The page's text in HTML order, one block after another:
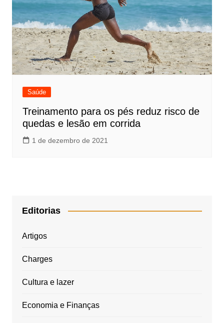
Saúde
Treinamento para os pés reduz risco de
quedas e lesão em corrida
1 de dezembro de 2021
Editorias
Artigos
Charges
Cultura e lazer
Economia e Finanças